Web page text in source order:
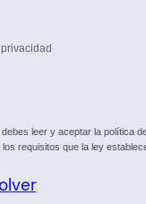
leer y aceptar la política
requisitos que la ley